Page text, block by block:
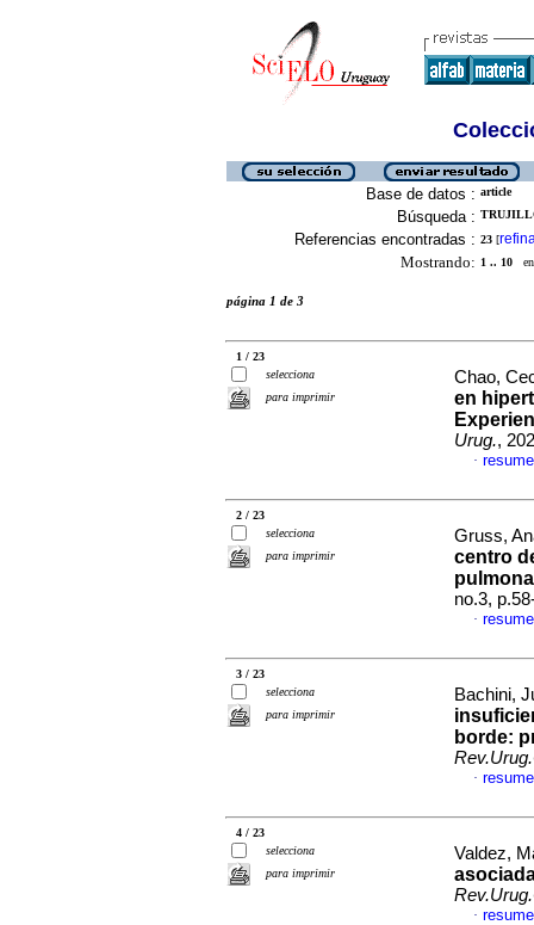
Base de datos : article
Búsqueda :
Referencias encontradas : 23 [
Mostrando: 1 .. 10 en
página 1 de 3
1 / 23
selecciona
para imprimir
Chao,
en
Urug.,
·
2 / 23
selecciona
para imprimir
Gruss,
centro
no.3,
·
3 / 23
selecciona
para imprimir
Bachini,
borde:
·
4 / 23
selecciona
para imprimir
Valdez,
·